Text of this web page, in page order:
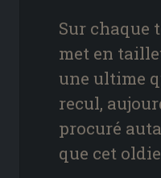
Sur chaque
met en
une ultime
recul,
procuré
que cet